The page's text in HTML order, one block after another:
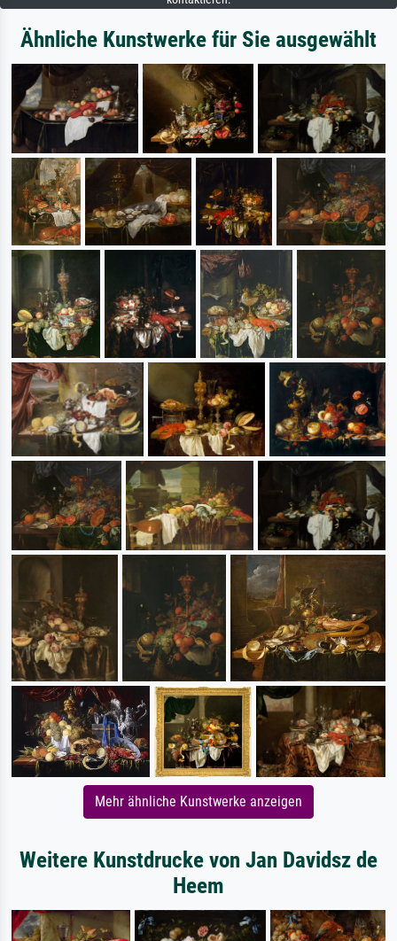
Ähnliche Kunstwerke für Sie ausgewählt
Mehr ähnliche Kunstwerke anzeigen
Weitere Kunstdrucke von Jan Davidsz de
Heem